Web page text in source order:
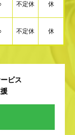
不定休 休
不定休 休
ビス